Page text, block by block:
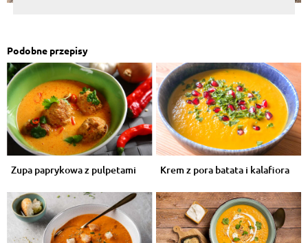
Podobne przepisy
Zupa paprykowa z pulpetami Krem z pora batata i kalafiora